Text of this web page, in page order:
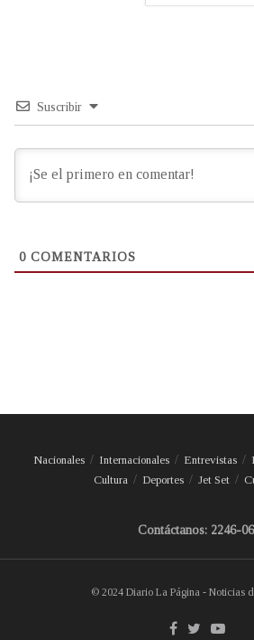
Suscribir
0 COMENTARIOS
Nacionales Internacionales Entrevistas
Cultura
Deportes Jet Set
Contáctanos: 2246-
© 2024 Diario La Página - Noticias